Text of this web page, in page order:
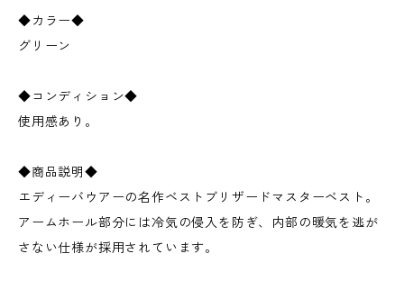
◆カラー◆
グリーン
◆コンディション◆
使用感あり。
◆商品説明◆
エディーバウアーの名作ベストブリザードマスターベスト。
アームホール部分には冷気の侵入を防ぎ、内部の暖気を逃が
さない仕様が採用されています。